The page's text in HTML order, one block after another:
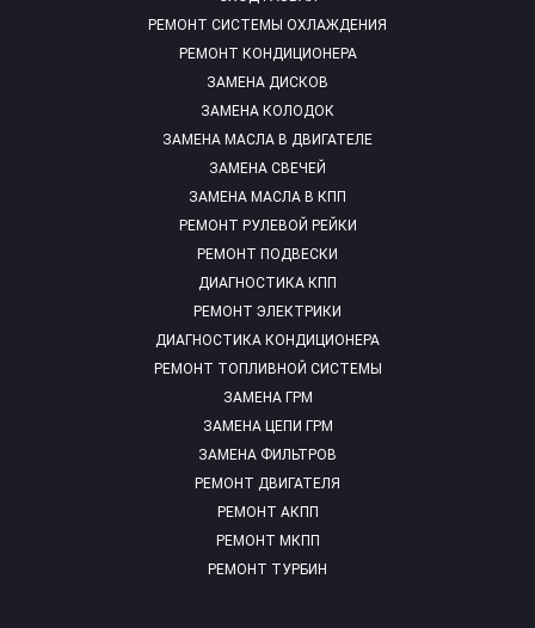
РЕМОНТ СИСТЕМЫ ОХЛАЖДЕНИЯ
РЕМОНТ КОНДИЦИОНЕРА
ЗАМЕНА ДИСКОВ
ЗАМЕНА КОЛОДОК
ЗАМЕНА МАСЛА В ДВИГАТЕЛЕ
ЗАМЕНА СВЕЧЕЙ
ЗАМЕНА МАСЛА В КПП
РЕМОНТ РУЛЕВОЙ РЕЙКИ
РЕМОНТ ПОДВЕСКИ
ДИАГНОСТИКА КПП
РЕМОНТ ЭЛЕКТРИКИ
ДИАГНОСТИКА КОНДИЦИОНЕРА
РЕМОНТ ТОПЛИВНОЙ СИСТЕМЫ
ЗАМЕНА ГРМ
ЗАМЕНА ЦЕПИ ГРМ
ЗАМЕНА ФИЛЬТРОВ
РЕМОНТ ДВИГАТЕЛЯ
РЕМОНТ АКПП
РЕМОНТ МКПП
РЕМОНТ ТУРБИН